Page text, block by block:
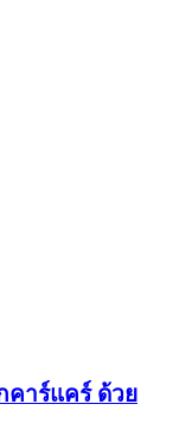
คาร์แคร์ ด้วย